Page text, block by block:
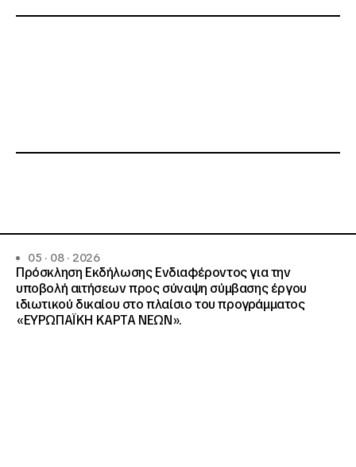
05 · 08 · 2026
Πρόσκληση Εκδήλωσης Ενδιαφέροντος για την
υποβολή αιτήσεων προς σύναψη σύμβασης έργου
ιδιωτικού δικαίου στο πλαίσιο του προγράμματος
«ΕΥΡΩΠΑΪΚΗ ΚΑΡΤΑ ΝΕΩΝ».